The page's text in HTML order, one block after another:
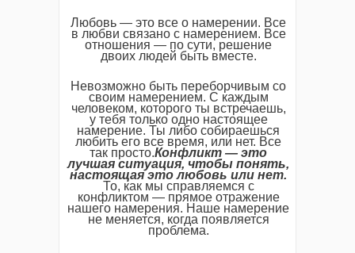
Любовь — это все о намерении. Все
в любви связано с намерением. Все
отношения — по сути, решение
двоих людей быть вместе.
Невозможно быть переборчивым со
своим намерением. С каждым
человеком, которого ты встречаешь,
у тебя только одно настоящее
намерение. Ты либо собираешься
любить его все время, или нет. Все
так просто.Конфликт — это
лучшая ситуация, чтобы понять,
настоящая это любовь или нет.
То, как мы справляемся с
конфликтом — прямое отражение
нашего намерения. Наше намерение
не меняется, когда появляется
проблема.